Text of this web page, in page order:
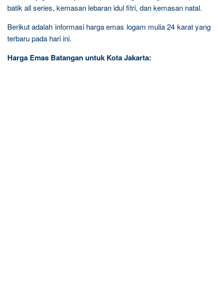
batik all series, kemasan lebaran idul fitri, dan kemasan natal.
Berikut adalah informasi harga emas logam mulia 24 karat yang
terbaru pada hari ini.
Harga Emas Batangan untuk Kota Jakarta: